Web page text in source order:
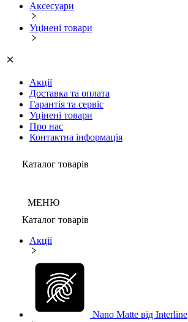
Аксесуари
Уцінені товари
Акції
Доставка та оплата
Гарантія та сервіс
Уцінені товари
Про нас
Контактна інформація
Каталог товарів
МЕНЮ
Каталог товарів
Акції
Nano Matte від Interline